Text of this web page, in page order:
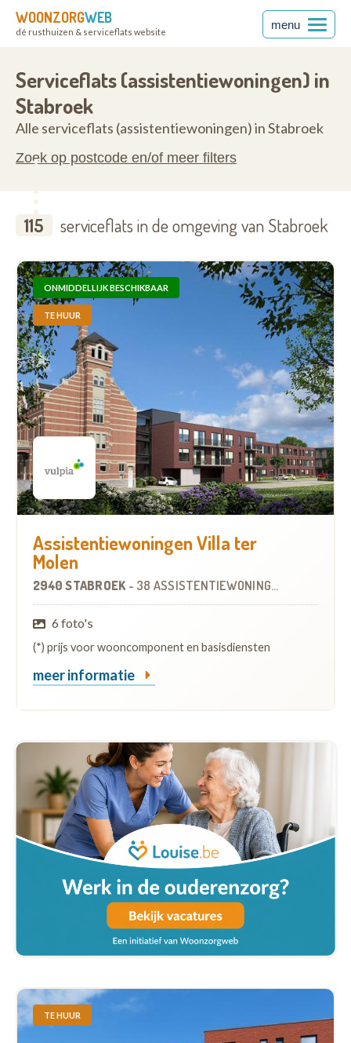
WOONZORGWEB
dé rusthuizen & serviceflats website
menu
Serviceflats (assistentiewoningen) in
Stabroek
Alle serviceflats (assistentiewoningen) in Stabroek
Zoek op postcode en/of meer filters
115 serviceflats in de omgeving van Stabroek
ONMIDDELLIJK BESCHIKBAAR
TE HUUR
Assistentiewoningen Villa ter
Molen
2940 STABROEK - 38 ASSISTENTIEWONINGEN
6 foto's
(*) prijs voor wooncomponent en basisdiensten
meer informatie
TE HUUR